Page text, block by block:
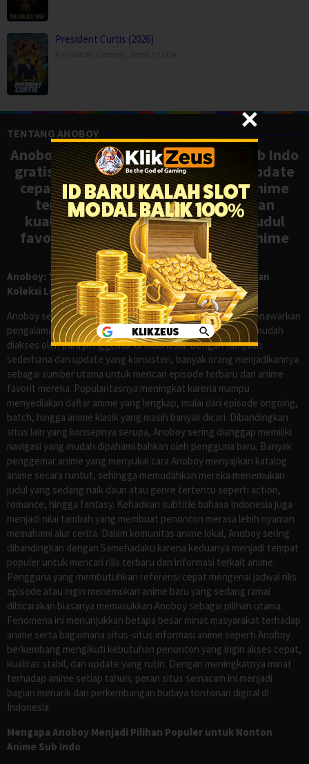
President Curtis (2026)
TENTANG ANOBOY
Anoboy adalah situs nonton anime sub Indo
gratis dengan koleksi lengkap dan update
cepat, mirip Samehadaku. Tonton anime
terbaru, ongoing, dan batch dengan
kualitas HD tanpa ribet. Temukan judul
favoritmu dan nikmati streaming anime
terbaik kapan saja.
Anoboy: Tempat Nonton Anime Sub Indo Gratis dengan
Koleksi Lengkap seperti Samehadaku
Anoboy sejak lama dikenal sebagai salah satu situs yang menawarkan
pengalaman menonton anime sub Indo secara praktis dan mudah
diakses oleh para penggemar di Indonesia. Dengan tampilan
sederhana dan update yang konsisten, banyak orang menjadikannya
sebagai sumber utama untuk mencari episode terbaru dari anime
favorit mereka. Popularitasnya meningkat karena mampu
menyediakan daftar anime yang lengkap, mulai dari episode ongoing,
batch, hingga anime klasik yang masih banyak dicari. Dibandingkan
situs lain yang konsepnya serupa, Anoboy sering dianggap memiliki
navigasi yang mudah dipahami bahkan oleh pengguna baru. Banyak
penggemar anime yang menyukai cara Anoboy menyajikan katalog
anime secara runtut, sehingga memudahkan mereka menemukan
judul yang sedang naik daun atau genre tertentu seperti action,
romance, hingga fantasy. Kehadiran subtitle bahasa Indonesia juga
menjadi nilai tambah yang membuat penonton merasa lebih nyaman
memahami alur cerita. Dalam komunitas anime lokal, Anoboy sering
dibandingkan dengan Samehadaku karena keduanya menjadi tempat
populer untuk mencari rilis terbaru dan informasi terkait anime.
Pengguna yang membutuhkan referensi cepat mengenai jadwal rilis
episode atau ingin menemukan anime baru yang sedang ramai
dibicarakan biasanya memasukkan Anoboy sebagai pilihan utama.
Fenomena ini menunjukkan betapa besar minat masyarakat terhadap
anime serta bagaimana situs-situs informasi anime seperti Anoboy
berkembang mengikuti kebutuhan penonton yang ingin akses cepat,
kualitas stabil, dan update yang rutin. Dengan meningkatnya minat
terhadap anime setiap tahun, peran situs semacam ini menjadi
bagian menarik dari perkembangan budaya tontonan digital di
Indonesia.
Mengapa Anoboy Menjadi Pilihan Populer untuk Nonton
Anime Sub Indo